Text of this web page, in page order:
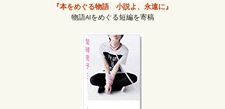
『本をめぐる物語 小説よ、永遠に』
物語AIをめぐる短編を寄稿